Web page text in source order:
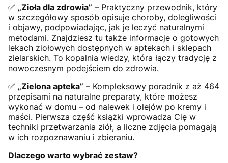
✅ „Zioła dla zdrowia” – Praktyczny przewodnik, który
w szczegółowy sposób opisuje choroby, dolegliwości
i objawy, podpowiadając, jak je leczyć naturalnymi
metodami. Znajdziesz tu także informacje o gotowych
lekach ziołowych dostępnych w aptekach i sklepach
zielarskich. To kopalnia wiedzy, która łączy tradycję z
nowoczesnym podejściem do zdrowia.
✅ „Zielona apteka” – Kompleksowy poradnik z aż 464
przepisami na naturalne preparaty, które możesz
wykonać w domu – od nalewek i olejów po kremy i
maści. Pierwsza część książki wprowadza Cię w
techniki przetwarzania ziół, a liczne zdjęcia pomagają
w ich rozpoznawaniu i zbieraniu.
Dlaczego warto wybrać zestaw?